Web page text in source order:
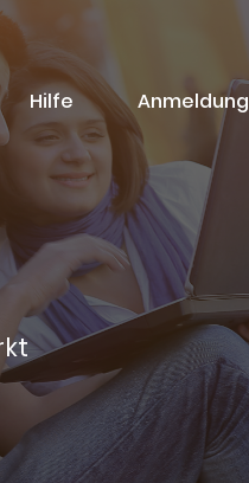
Hilfe Anmeldung